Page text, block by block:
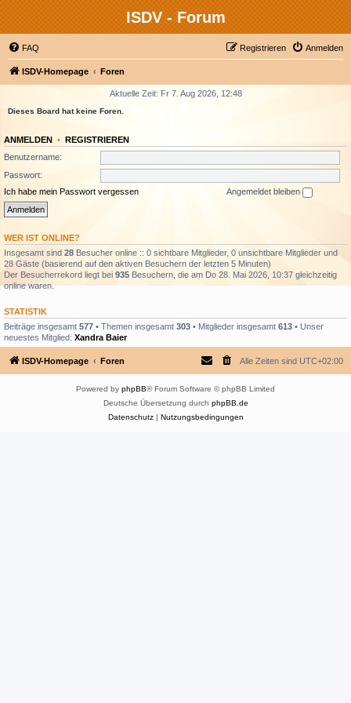
ISDV - Forum
FAQ Anmelden
Registrieren
ISDV-Homepage Foren
Aktuelle Zeit: Fr 7. Aug 2026, 12:48
Dieses Board hat keine Foren.
ANMELDEN • REGISTRIEREN
Benutzername:
Passwort:
Ich habe mein Passwort vergessen
Angemeldet bleiben
WER IST ONLINE?
Insgesamt sind 28 Besucher online :: 0 sichtbare Mitglieder, 0 unsichtbare Mitglieder und
28 Gäste (basierend auf den aktiven Besuchern der letzten 5 Minuten)
Der Besucherrekord liegt bei 935 Besuchern, die am Do 28. Mai 2026, 10:37 gleichzeitig
online waren.
STATISTIK
Beiträge insgesamt 577 • Themen insgesamt 303 • Mitglieder insgesamt 613 • Unser
neuestes Mitglied: Xandra Baier
ISDV-Homepage Foren Alle Zeiten sind UTC+02:00
Powered by phpBB® Forum Software © phpBB Limited
Deutsche Übersetzung durch phpBB.de
Datenschutz| Nutzungsbedingungen